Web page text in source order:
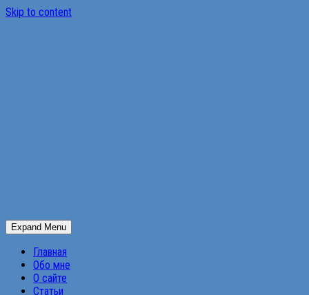
Skip to content
Expand Menu
Главная
Обо мне
О сайте
Статьи